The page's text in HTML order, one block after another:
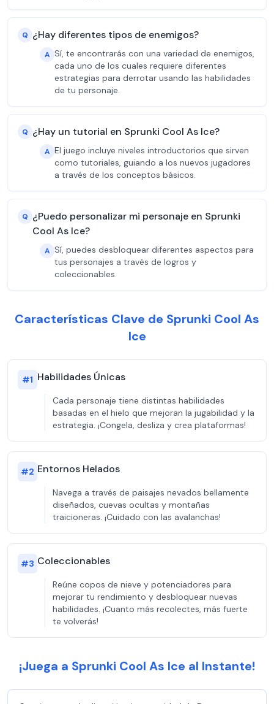
Q ¿Hay diferentes tipos de enemigos?
A Sí, te encontrarás con una variedad de enemigos,
cada uno de los cuales requiere diferentes
estrategias para derrotar usando las habilidades
de tu personaje.
Q ¿Hay un tutorial en Sprunki Cool As Ice?
A El juego incluye niveles introductorios que sirven
como tutoriales, guiando a los nuevos jugadores
a través de los conceptos básicos.
Q ¿Puedo personalizar mi personaje en Sprunki
Cool As Ice?
A Sí, puedes desbloquear diferentes aspectos para
tus personajes a través de logros y
coleccionables.
Características Clave de Sprunki Cool As
Ice
#1 Habilidades Únicas
Cada personaje tiene distintas habilidades
basadas en el hielo que mejoran la jugabilidad y la
estrategia. ¡Congela, desliza y crea plataformas!
#2 Entornos Helados
Navega a través de paisajes nevados bellamente
diseñados, cuevas ocultas y montañas
traicioneras. ¡Cuidado con las avalanchas!
#3 Coleccionables
Reúne copos de nieve y potenciadores para
mejorar tu rendimiento y desbloquear nuevas
habilidades. ¡Cuanto más recolectes, más fuerte
te volverás!
¡Juega a Sprunki Cool As Ice al Instante!